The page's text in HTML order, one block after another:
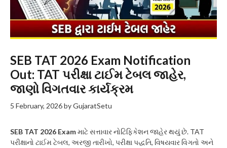
SEB TAT 2026 Exam Notification
Out: TAT પરીક્ષા ટાઈમ ટેબલ જાહેર,
જાણો વિગતવાર કાર્યક્રમ
5 February, 2026byGujaratSetu
SEB TAT 2026 Examમાટે સત્તાવાર નોટિફિકેશન જાહેર થયું છે. TAT
પરીક્ષાનો ટાઈમ ટેબલ, અરજી તારીખો, પરીક્ષા પદ્ધતિ, વિષયવાર વિગતો અને